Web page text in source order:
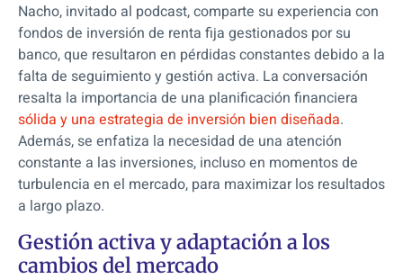
Nacho, invitado al podcast, comparte su experiencia con
fondos de inversión de renta fija gestionados por su
banco, que resultaron en pérdidas constantes debido a la
falta de seguimiento y gestión activa. La conversación
resalta la importancia de una planificación financiera
sólida y una estrategia de inversión bien diseñada.
Además, se enfatiza la necesidad de una atención
constante a las inversiones, incluso en momentos de
turbulencia en el mercado, para maximizar los resultados
a largo plazo.
Gestión activa y adaptación a los
cambios del mercado